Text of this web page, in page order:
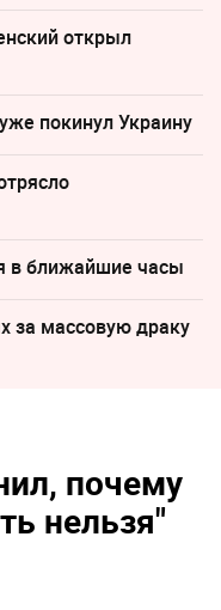
открыл
покинул Украину
в ближайшие часы
за массовую драку
почему
нельзя"